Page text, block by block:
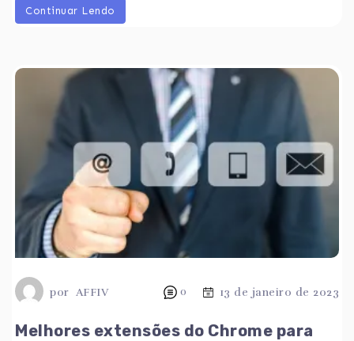
Continuar Lendo
por AFFIV 0 13 de janeiro de 2023
Melhores extensões do Chrome para